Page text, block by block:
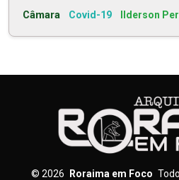
Câmara Covid-19 Ilderson
© 2026 Roraima em Foco